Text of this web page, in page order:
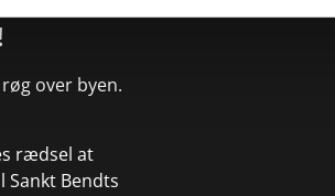
over byen.
rædsel at
Bendts